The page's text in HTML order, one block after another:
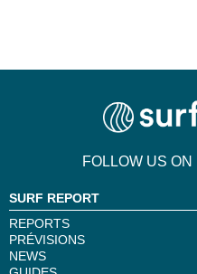
FOLLOW US ON
SURF REPORT
REPORTS
PRÉVISIONS
NEWS